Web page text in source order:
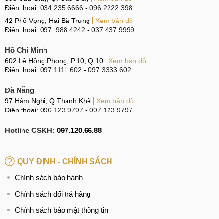
Địa chỉ ép kính Google Pixel 7a uy tín
Có rất nhiều những địa chỉ ép kính điện thoại Google Pixel
chính hãng cũng như có tâm với nghề. Với gần 10 năm kinh
nghiệm trong nghề sửa chữa điện thoại, chiếm được lòng
động trên cả ba miền tổ quốc. MCCare chúng tôi luôn cam
kết:
Mức giá hấp dẫn, đi kèm nhiều quà tặng và chương
trình khuyến mại.
Thời gian ép kính nhanh chóng, chế độ bảo hành 6 -
12 tháng.
Điện thoại: 034.235.6666 - 096.2222.398
42 Phố Vọng, Hai Bà Trưng
Xem bản đồ
Điện thoại: 097. 988.4242 - 037.437.9999
Hồ Chí Minh
602 Lê Hồng Phong, P.10, Q.10
Xem bản đồ
Điện thoại: 097.1111.602 - 097.3333.602
Đà Nẵng
97 Hàm Nghi, Q.Thanh Khê
Xem bản đồ
Điện thoại: 096.123.9797 - 097.123.9797
Hotline CSKH: 097.120.66.88
QUY ĐỊNH - CHÍNH SÁCH
Chính sách bảo hành
Chính sách đổi trả hàng
Chính sách bảo mật thông tin